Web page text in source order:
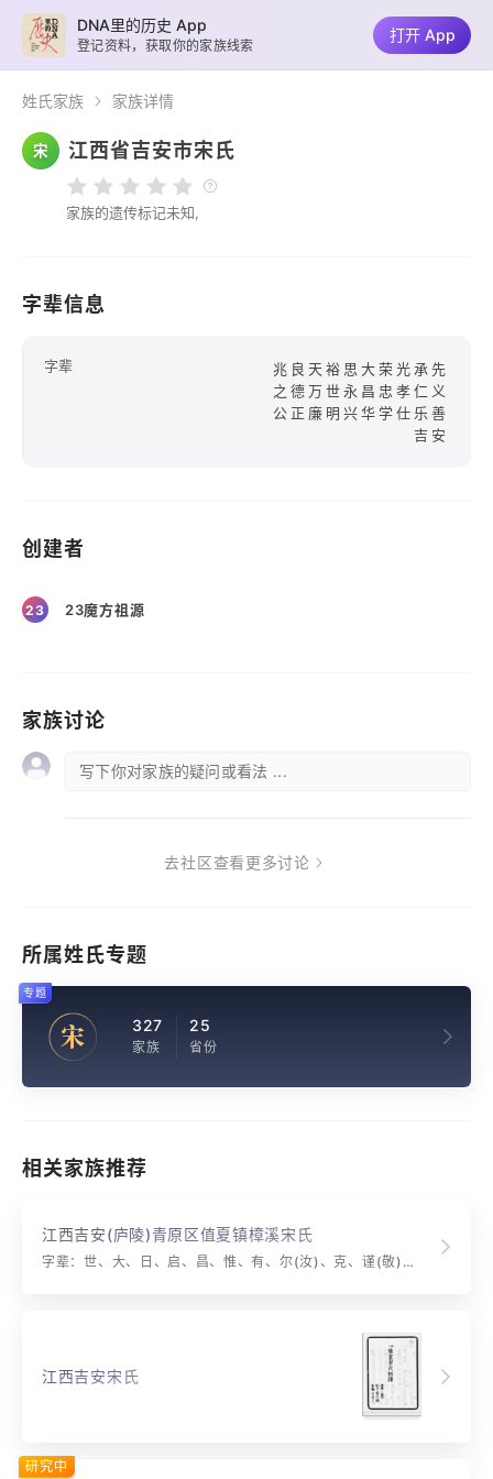
姓氏家族 家族详情
宋 江西省吉安市宋氏
家族的遗传标记未知,
字辈信息
字辈
兆良天裕思大荣光承先
之德万世永昌忠孝仁义
公正廉明兴华学仕乐善
吉安
创建者
23 23魔方祖源
家族讨论
写下你对家族的疑问或看法 ...
去社区查看更多讨论
所属姓氏专题
宋 327
家族
25
省份
专题
相关家族推荐
江西吉安(庐陵)青原区值夏镇樟溪宋氏
字辈：世、大、日、启、昌、惟、有、尔(汝)、克、谨(敬)、事(嗣或仕)、定(必)、愈(裕)、加、光
江西吉安宋氏
研究中
DNA里的历史 App
登记资料，获取你的家族线索
打开 App